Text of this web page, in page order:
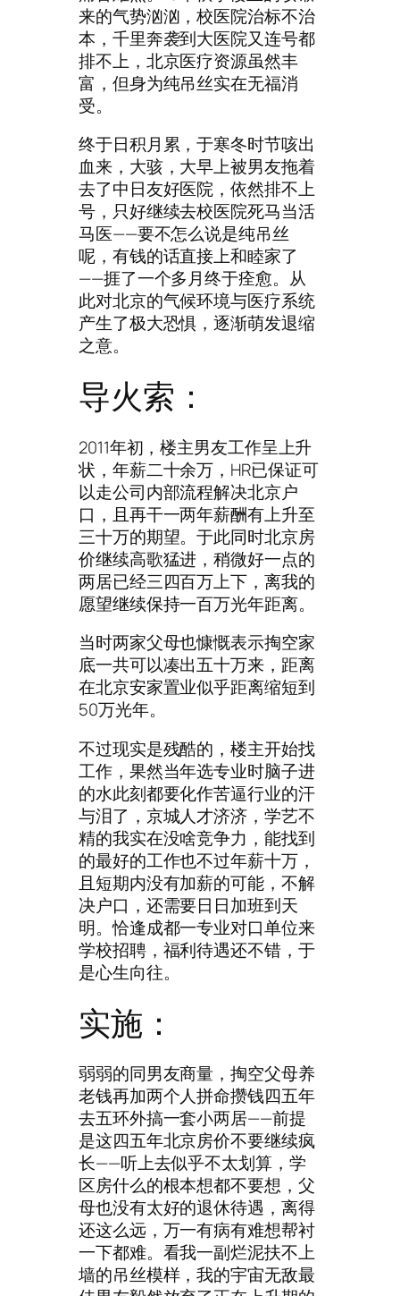
来的气势汹汹，校医院治标不治
本，千里奔袭到大医院又连号都
排不上，北京医疗资源虽然丰
富，但身为纯吊丝实在无福消
受。
终于日积月累，于寒冬时节咳出
血来，大骇，大早上被男友拖着
去了中日友好医院，依然排不上
号，只好继续去校医院死马当活
马医——要不怎么说是纯吊丝
呢，有钱的话直接上和睦家了
——捱了一个多月终于痊愈。从
此对北京的气候环境与医疗系统
产生了极大恐惧，逐渐萌发退缩
之意。
导火索：
2011年初，楼主男友工作呈上升
状，年薪二十余万，HR已保证可
以走公司内部流程解决北京户
口，且再干一两年薪酬有上升至
三十万的期望。于此同时北京房
价继续高歌猛进，稍微好一点的
两居已经三四百万上下，离我的
愿望继续保持一百万光年距离。
当时两家父母也慷慨表示掏空家
底一共可以凑出五十万来，距离
在北京安家置业似乎距离缩短到
50万光年。
不过现实是残酷的，楼主开始找
工作，果然当年选专业时脑子进
的水此刻都要化作苦逼行业的汗
与泪了，京城人才济济，学艺不
精的我实在没啥竞争力，能找到
的最好的工作也不过年薪十万，
且短期内没有加薪的可能，不解
决户口，还需要日日加班到天
明。恰逢成都一专业对口单位来
学校招聘，福利待遇还不错，于
是心生向往。
实施：
弱弱的同男友商量，掏空父母养
老钱再加两个人拼命攒钱四五年
去五环外搞一套小两居——前提
是这四五年北京房价不要继续疯
长——听上去似乎不太划算，学
区房什么的根本想都不要想，父
母也没有太好的退休待遇，离得
还这么远，万一有病有难想帮衬
一下都难。看我一副烂泥扶不上
墙的吊丝模样，我的宇宙无敌最